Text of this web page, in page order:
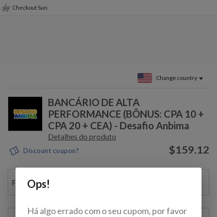
Checkout Sun
Change country
BANCÁRIO DE ALTA
PERFORMANCE (BÔNUS: CPA 10 +
CPA 20 + CEA) - Desafio Anbima
Detalhes do produto
Discount coupon? $159.12
Full name
Ops!
Há algo errado com o seu cupom, por favor